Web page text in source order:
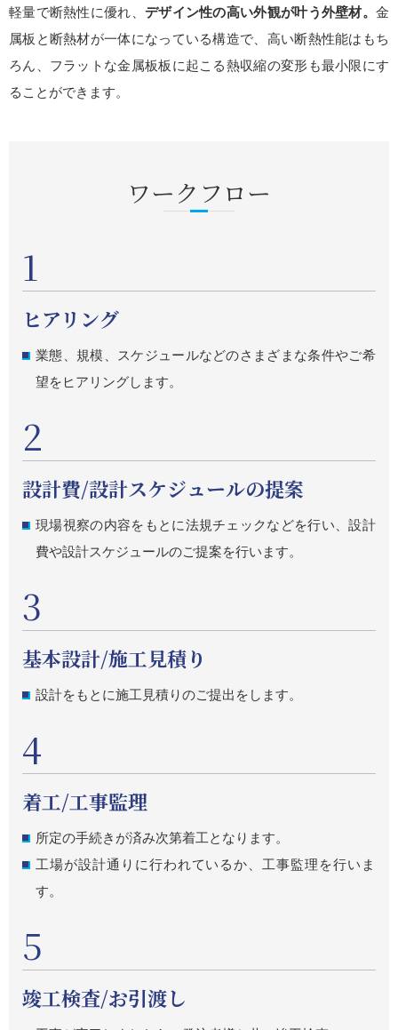
軽量で断熱性に優れ、 デザイン性の高い外観が叶う外壁材。金
属板と断熱材が一体になっている構造で、高い断熱性能はもち
ろん、フラットな金属板板に起こる熱収縮の変形も最小限にす
ることができます。
ワークフロー
1
ヒアリング
業態、規模、スケジュールなどのさまざまな条件やご希
望をヒアリングします。
2
設計費/設計スケジュールの提案
現場視察の内容をもとに法規チェックなどを行い、設計
費や設計スケジュールのご提案を行います。
3
基本設計/施工見積り
設計をもとに施工見積りのご提出をします。
4
着工/工事監理
所定の手続きが済み次第着工となります。
工場が設計通りに行われているか、工事監理を行いま
す。
5
竣工検査/お引渡し